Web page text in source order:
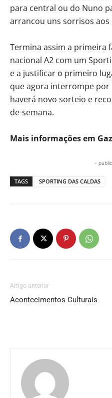
para central ou do Nuno
arrancou uns sorrisos aos
Termina assim a primeira
nacional A2 com um
e a justificar o primeiro
que agora interrompe por
haverá novo sorteio e
de-semana.
Mais informações em
-
TAGS SPORTING DAS CALDAS
Artigo anterior
Acontecimentos Culturais